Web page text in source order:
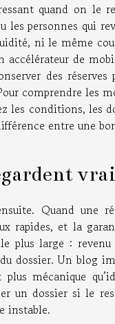
quand on le
personnes qui
ni le même
de
des
comprendre les
les conditions, les
entre une
Quand une
rapides, et la
plus large :
dossier. Un
mécanique
un dossier si le
instable.